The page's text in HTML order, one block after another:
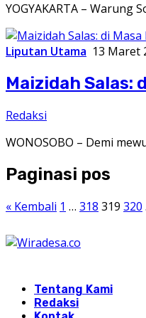
YOGYAKARTA – Warung
Liputan Utama 13 Maret
Maizidah Salas:
Redaksi
WONOSOBO – Demi
Paginasi pos
« Kembali 1 … 318 319 320
Tentang Kami
Redaksi